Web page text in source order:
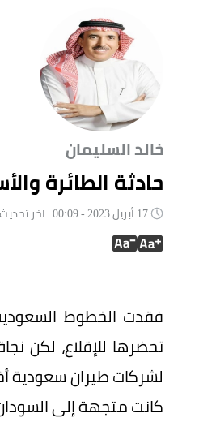
خالد السليمان
حادثة الطائرة
فقدت الخطوط
تحضرها للإقلاع، لكن
لشركات طيران سعودية
كانت متجهة إلى